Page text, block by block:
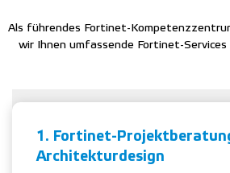
Als führendes Fortinet-
wir Ihnen umfassende Fortinet-
1. Fortinet-
Architekturdesign